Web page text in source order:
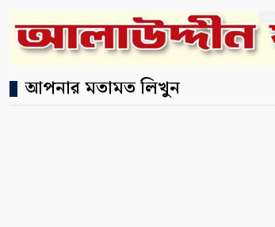
আপনার মতামত লিখুন